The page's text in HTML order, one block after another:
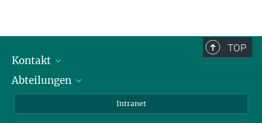
TOP
Kontakt
Mitarbeiterverzeichnis
Abteilungen
Intranet